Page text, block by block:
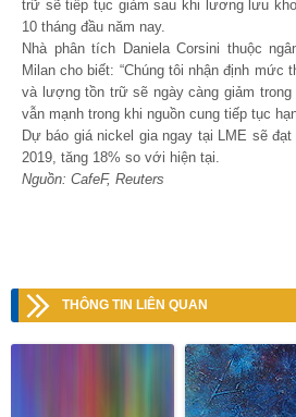
trữ sẽ tiếp tục giảm sau khi lương lưu
10 tháng đầu năm nay.
Nhà phân tích Daniela Corsini thuộc
Milan cho biết: “Chúng tôi nhận định mức
và lượng tồn trữ sẽ ngày càng giảm trong
vẫn mạnh trong khi nguồn cung tiếp tục
Dự báo giá nickel gia ngay tại LME sẽ đạt
2019, tăng 18% so với hiện tại.
Nguồn: CafeF, Reuters
THÔNG TIN LIÊN QUAN